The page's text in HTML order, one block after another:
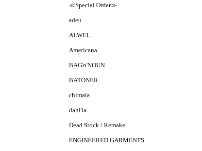
≪Special Order≫
adeu
ALWEL
Americana
BAG'n'NOUN
BATONER
chimala
dahl'ia
Dead Stock / Remake
ENGINEERED GARMENTS